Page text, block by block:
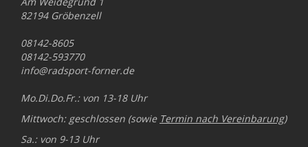
82194 Gröbenzell
08142-8605
08142-593770
info@radsport-forner.de
Mo.Di.Do.Fr.: von 13-18 Uhr
Mittwoch: geschlossen (sowie Termin nach Vereinbarung)
Sa.: von 9-13 Uhr